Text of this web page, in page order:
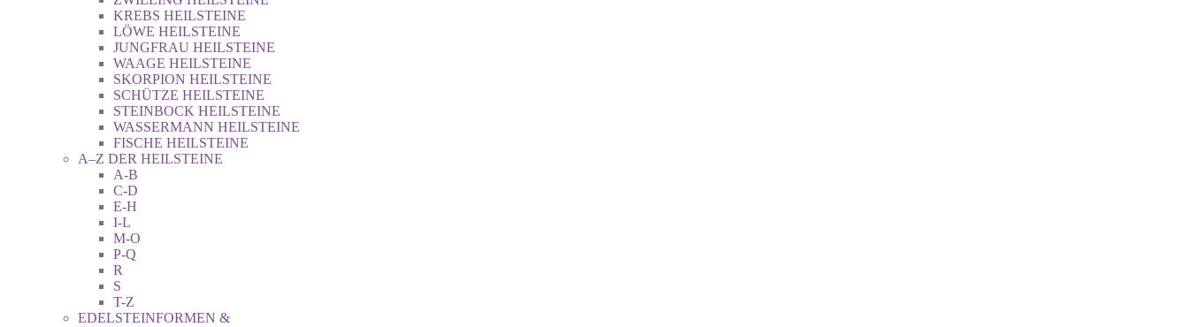
KREBS HEILSTEINE
LÖWE HEILSTEINE
JUNGFRAU HEILSTEINE
WAAGE HEILSTEINE
SKORPION HEILSTEINE
SCHÜTZE HEILSTEINE
STEINBOCK HEILSTEINE
WASSERMANN HEILSTEINE
FISCHE HEILSTEINE
A–Z DER HEILSTEINE
A-B
C-D
E-H
I-L
M-O
P-Q
R
S
T-Z
EDELSTEINFORMEN &